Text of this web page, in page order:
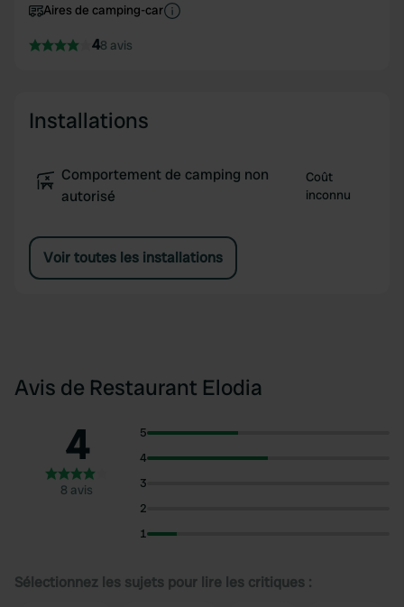
Aires de camping-car
48 avis
Installations
Comportement de camping non
autorisé
Coût
inconnu
Voir toutes les installations
Avis de Restaurant Elodia
4
8 avis
5
4
3
2
1
Sélectionnez les sujets pour lire les critiques :